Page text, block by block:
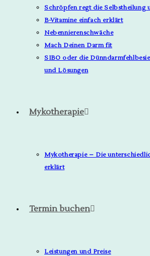
Schröpfen regt die Selbstheilung
B-Vitamine einfach erklärt
Nebennierenschwäche
Mach Deinen Darm fit
SIBO oder die
und Lösungen
Mykotherapie
Mykotherapie – Die
erklärt
Termin buchen
Leistungen und Preise